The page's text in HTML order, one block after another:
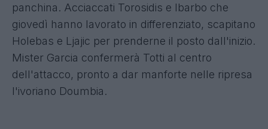
panchina. Acciaccati Torosidis e Ibarbo che
giovedì hanno lavorato in differenziato, scapitano
Holebas e Ljajic per prenderne il posto dall'inizio.
Mister Garcia confermerà Totti al centro
dell'attacco, pronto a dar manforte nelle ripresa
l'ivoriano Doumbia.